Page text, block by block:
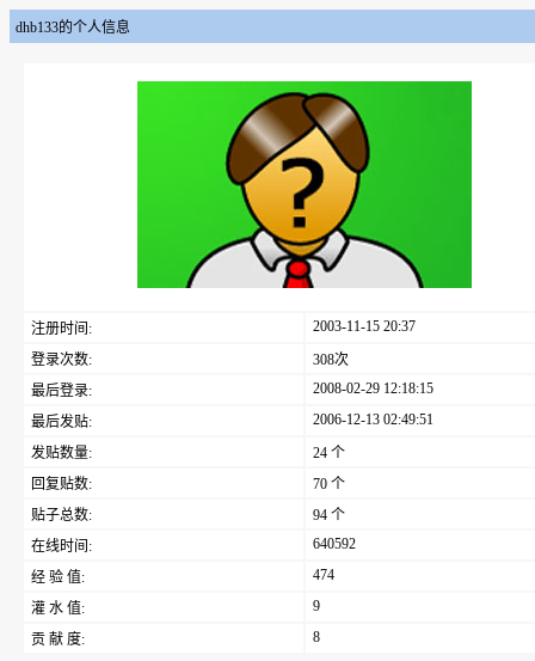
dhb133的个人信息
注册时间:
2003-11-15 20:37
登录次数:
308次
最后登录:
2008-02-29 12:18:15
最后发贴:
2006-12-13 02:49:51
发贴数量:
24 个
回复贴数:
70 个
贴子总数:
94 个
在线时间:
640592
经 验 值:
474
灌 水 值:
9
贡 献 度:
8